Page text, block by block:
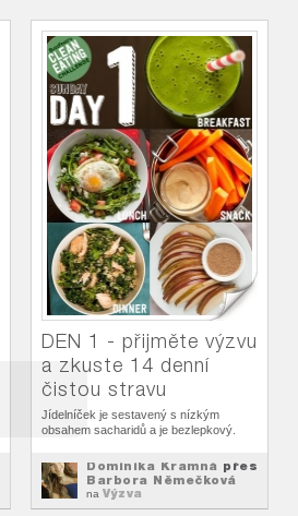
DEN 1 - přijměte výzvu
a zkuste 14 denní
čistou stravu
Jídelníček je sestavený s nízkým
obsahem sacharidů a je bezlepkový.
Dominika Kramná přes
Barbora Němečková
na Výzva